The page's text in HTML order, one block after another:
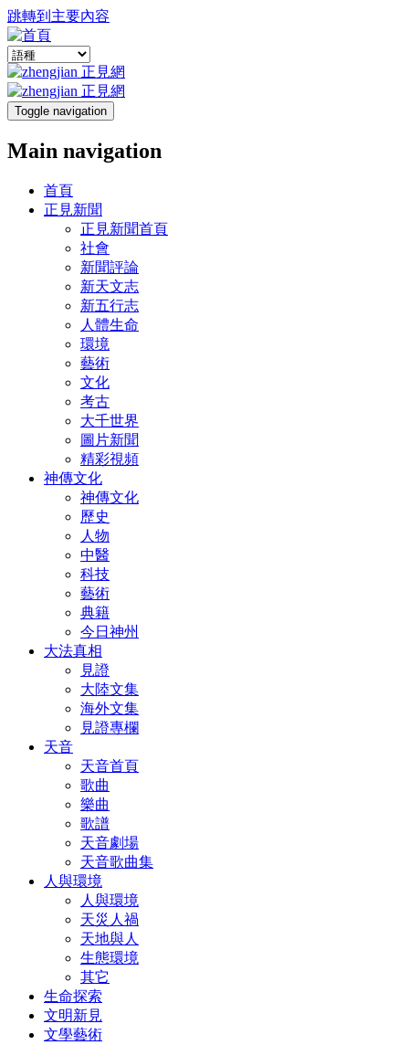
跳轉到主要內容
Toggle navigation
Main navigation
首頁
正見新聞
正見新聞首頁
社會
新聞評論
新天文志
新五行志
人體生命
環境
藝術
文化
考古
大千世界
圖片新聞
精彩視頻
神傳文化
神傳文化
歷史
人物
中醫
科技
藝術
典籍
今日神州
大法真相
見證
大陸文集
海外文集
見證專欄
天音
天音首頁
歌曲
樂曲
歌譜
天音劇場
天音歌曲集
人與環境
人與環境
天災人禍
天地與人
生態環境
其它
生命探索
文明新見
文學藝術